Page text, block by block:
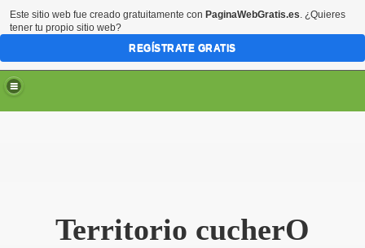
Territorio cucherO
Este sitio web fue creado gratuitamente con PaginaWebGratis.es. ¿Quieres
tener tu propio sitio web?
REGÍSTRATE GRATIS